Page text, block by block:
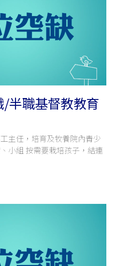
半職基督教教育
主任，培育及牧養院內青少
小組 按需要栽培孩子，結連